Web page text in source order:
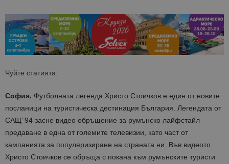
Чуйте статията:
София. Футболната легенда Христо Стоичков е един от новите
посланици на туристическа дестинация България. Легендата от
САЩ’ 94 засне видео обръщение за румънско лайфстайл
предаване в една от големите телевизии, като част от
кампанията за популяризиране на страната ни. Във видеото
Христо Стоичков се обръща с покана към румънските туристи